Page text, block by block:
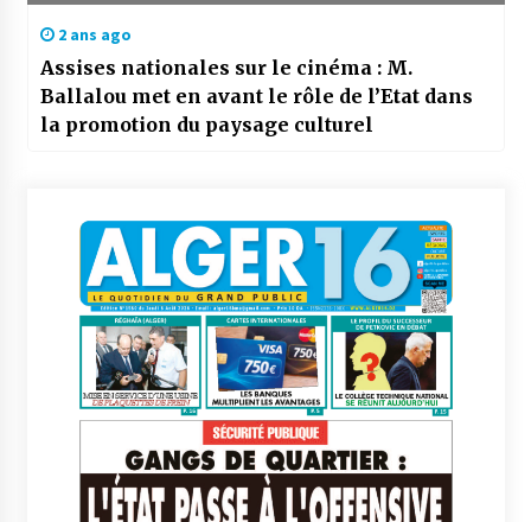
2 ans ago
Assises nationales sur le cinéma : M.
Ballalou met en avant le rôle de l’Etat dans
la promotion du paysage culturel